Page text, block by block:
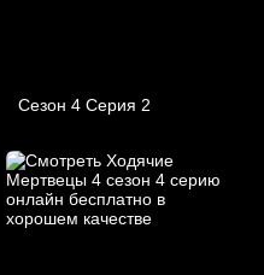
Сезон 4 Серия 2